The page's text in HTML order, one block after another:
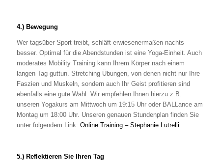
4.) Bewegung
Wer tagsüber Sport treibt, schläft erwiesenermaßen nachts
besser. Optimal für die Abendstunden ist eine Yoga-Einheit. Auch
moderates Mobility Training kann Ihrem Körper nach einem
langen Tag guttun. Stretching Übungen, von denen nicht nur Ihre
Faszien und Muskeln, sondern auch Ihr Geist profitieren sind
ebenfalls eine gute Wahl. Wir empfehlen Ihnen hierzu z.B.
unseren Yogakurs am Mittwoch um 19:15 Uhr oder BALLance am
Montag um 18:00 Uhr. Unseren genauen Stundenplan finden Sie
unter folgendem Link: Online Training – Stephanie Lutrelli
5.) Reflektieren Sie Ihren Tag